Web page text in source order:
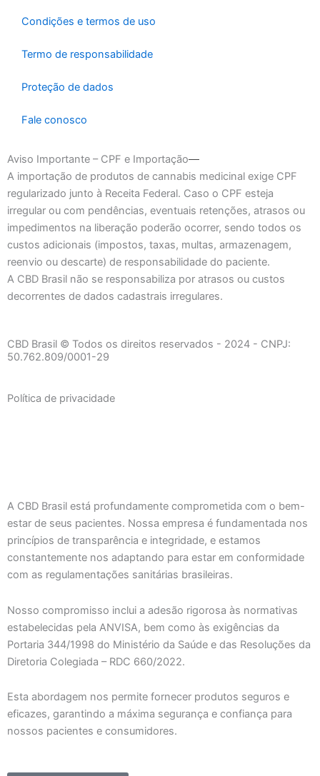
k
a
Condições e termos de uso
Termo de responsabilidade
Proteção de dados
Fale conosco
Aviso Importante – CPF e Importação
A importação de produtos de cannabis medicinal exige CPF
regularizado junto à Receita Federal. Caso o CPF esteja
irregular ou com pendências, eventuais retenções, atrasos ou
impedimentos na liberação poderão ocorrer, sendo todos os
custos adicionais (impostos, taxas, multas, armazenagem,
reenvio ou descarte) de responsabilidade do paciente.
A CBD Brasil não se responsabiliza por atrasos ou custos
decorrentes de dados cadastrais irregulares.
CBD Brasil © Todos os direitos reservados - 2024 - CNPJ:
50.762.809/0001-29
Política de privacidade
A CBD Brasil está profundamente comprometida com o bem-
estar de seus pacientes. Nossa empresa é fundamentada nos
princípios de transparência e integridade, e estamos
constantemente nos adaptando para estar em conformidade
com as regulamentações sanitárias brasileiras.
Nosso compromisso inclui a adesão rigorosa às normativas
estabelecidas pela ANVISA, bem como às exigências da
Portaria 344/1998 do Ministério da Saúde e das Resoluções da
Diretoria Colegiada – RDC 660/2022.
Esta abordagem nos permite fornecer produtos seguros e
eficazes, garantindo a máxima segurança e confiança para
nossos pacientes e consumidores.